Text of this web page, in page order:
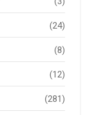
(24)
(8)
(12)
(281)